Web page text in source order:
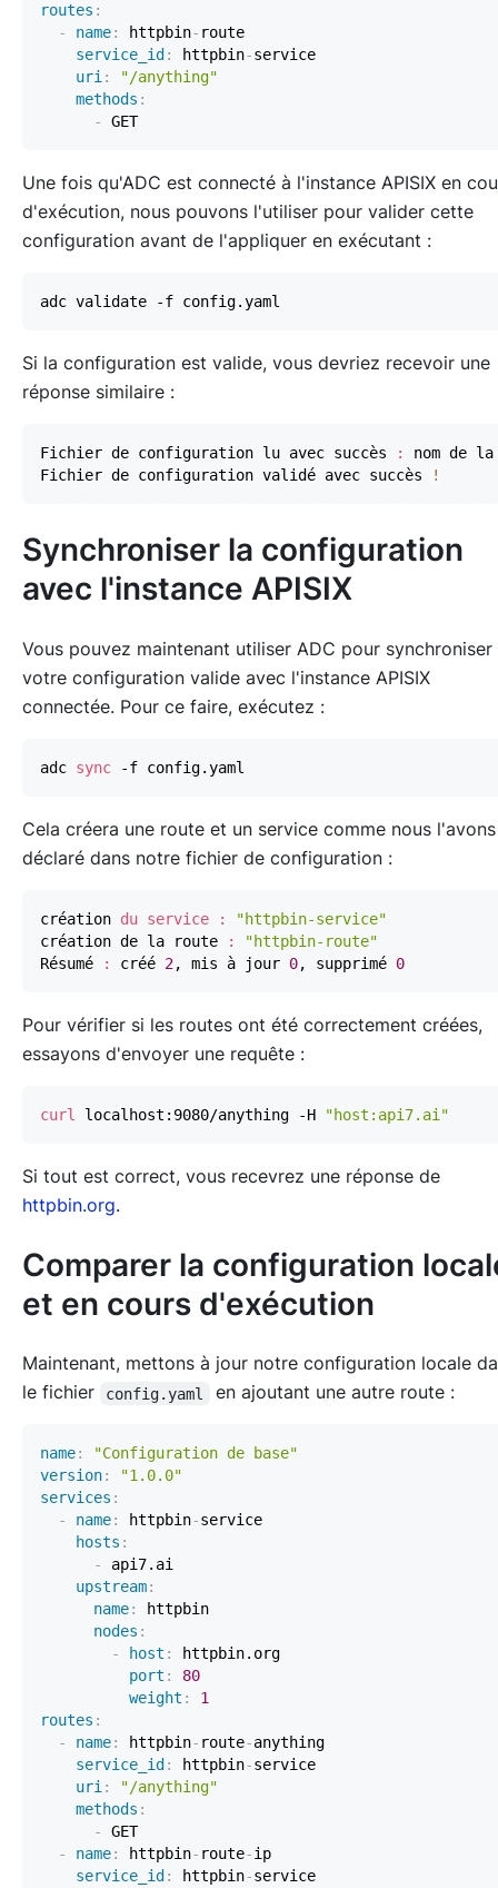
routes :
-
name: httpbin-
service_id : httpbin-
uri:
"/anything"
methods :
-
Une fois qu'ADC est connecté à l'instance APISIX en
d'exécution, nous pouvons l'utiliser pour valider cette
configuration avant de l'appliquer en exécutant :
Si la configuration est valide, vous devriez recevoir une
réponse similaire :
Fichier de configuration lu avec succès :
nom de
Fichier de configuration validé avec succès
!
Synchroniser la configuration
avec l'instance APISIX
Vous pouvez maintenant utiliser ADC pour synchroniser
votre configuration valide avec l'instance APISIX
connectée. Pour ce faire, exécutez :
adc sync
Cela créera une route et un service comme nous l'avons
déclaré dans notre fichier de configuration :
création du service :
"httpbin-service"
création de la route
:
"httpbin-route"
Résumé
: créé 2, mis à jour 0, supprimé 0
Pour vérifier si les routes ont été correctement créées,
essayons d'envoyer une requête :
curl localhost:9080/anything -H "host:api7.ai"
Si tout est correct, vous recevrez une réponse de
httpbin.org.
Comparer la configuration
et en cours d'exécution
Maintenant, mettons à jour notre configuration locale
le fichier
config.yaml en ajoutant une autre route :
name:
"Configuration de base"
version:
"1.0.0"
services :
-
name: httpbin-
hosts :
-
upstream:
name:
nodes :
-
host :
port :
80
weight :
1
routes :
-
name: httpbin- route-
service_id : httpbin-
uri:
"/anything"
methods :
-
-
name: httpbin- route-
service_id : httpbin-